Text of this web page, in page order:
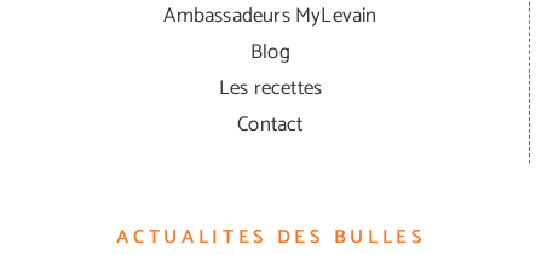
Ambassadeurs MyLevain
Blog
Les recettes
Contact
ACTUALITES DES BULLES